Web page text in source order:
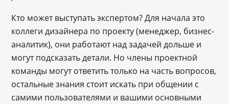
Кто может выступать экспертом? Для начала это
коллеги дизайнера по проекту (менеджер, бизнес-
аналитик), они работают над задачей дольше и
могут подсказать детали. Но члены проектной
команды могут ответить только на часть вопросов,
остальные знания стоит искать при общении с
самими пользователями и вашими основными